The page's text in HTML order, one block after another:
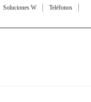
Soluciones W
Teléfonos